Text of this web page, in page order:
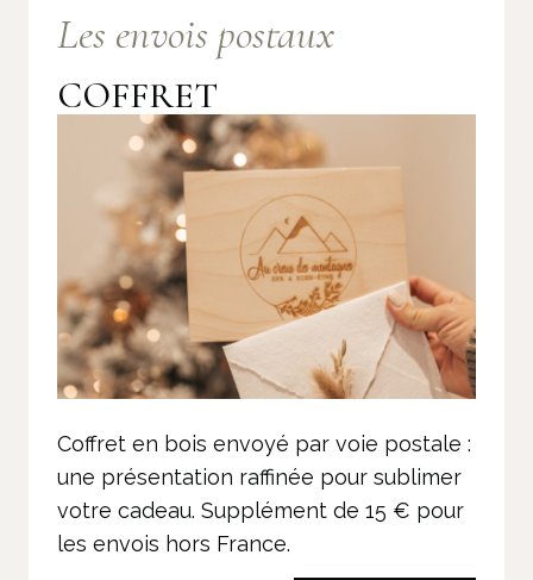
Les envois postaux
COFFRET
Coffret en bois envoyé par voie postale :
une présentation raffinée pour sublimer
votre cadeau. Supplément de 15 € pour
les envois hors France.